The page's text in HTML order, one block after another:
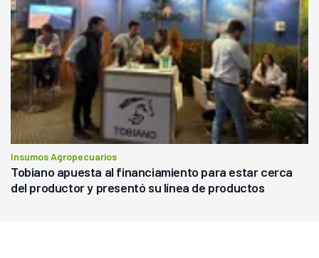
Insumos Agropecuarios
Tobiano apuesta al financiamiento para estar cerca
del productor y presentó su línea de productos